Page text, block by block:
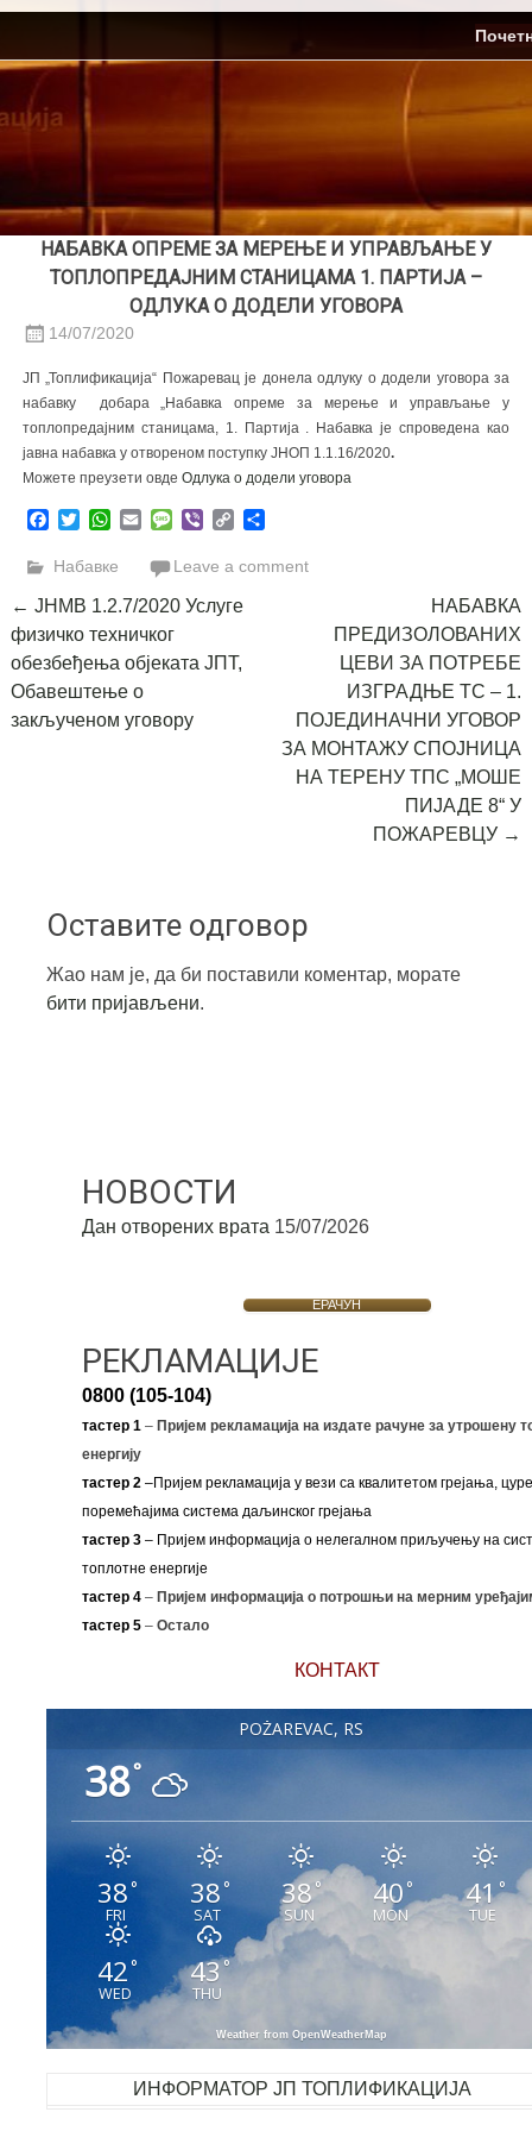
Skip
content
НАБАВКА ОПРЕМЕ ЗА МЕРЕЊЕ И УПРАВЉАЊЕ У
ТОПЛОПРЕДАЈНИМ СТАНИЦАМА 1. ПАРТИЈА –
ОДЛУКА О ДОДЕЛИ УГОВОРА
14/07/2020
ЈП „Топлификација“ Пожаревац је донела одлуку о додели уговора за
набавку добара „Набавка опреме за мерење и управљање у
топлопредајним станицама, 1. Партија . Набавка је спроведена као
јавна набавка у отвореном поступку ЈНОП 1.1.16/2020.
Можете преузети овде Oдлука о додели уговора
Facebook
TwitterWhatsApp
EmailMessage
ViberCopy
Набавке Leave a comment
Post
navigation
← ЈНМВ 1.2.7/2020 Услуге
физичко техничког
обезбеђења објеката ЈПТ,
Обавештење о
закљученом уговору
НАБАВКА
ПРЕДИЗОЛОВАНИХ
ЦЕВИ ЗА ПОТРЕБЕ
ИЗГРАДЊЕ ТС – 1.
ПОЈЕДИНАЧНИ УГОВОР
ЗА МОНТАЖУ СПОЈНИЦА
НА ТЕРЕНУ ТПС „МОШЕ
ПИЈАДЕ 8“ У
ПОЖАРЕВЦУ →
Оставите одговор
Жао нам је, да би поставили коментар, морате
бити пријављени.
НОВОСТИ
Дан отворених врата 15/07/2026
ЕРАЧУН
РЕКЛАМАЦИЈЕ
0800 (105-104)
тастер 1–Пријем рекламација на издате рачуне за утрошену
енергију
тастер 2–Пријем рекламација у вези са квалитетом грејања,
поремећајима система даљинског грејања
тастер 3– Пријем информација о нелегалном приључењу на
топлотне енергије
тастер 4 – Пријем информација о потрошњи на мерним
тастер 5 – Остало
КОНТАКТ
POŽAREVAC, RS
38°
38°
FRI
38 °
SAT
38°
SUN
40 °
MON
41°
TUE
42°
WED
43°
THU
Weather from OpenWeatherMap
ИНФОРМАТОР ЈП ТОПЛИФИКАЦИЈА